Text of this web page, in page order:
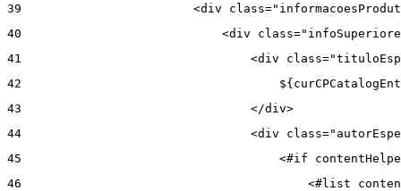
39
<div
40
<div
41
<div
42
43
                                </div>
44
<div
45
<#if
46
<#list